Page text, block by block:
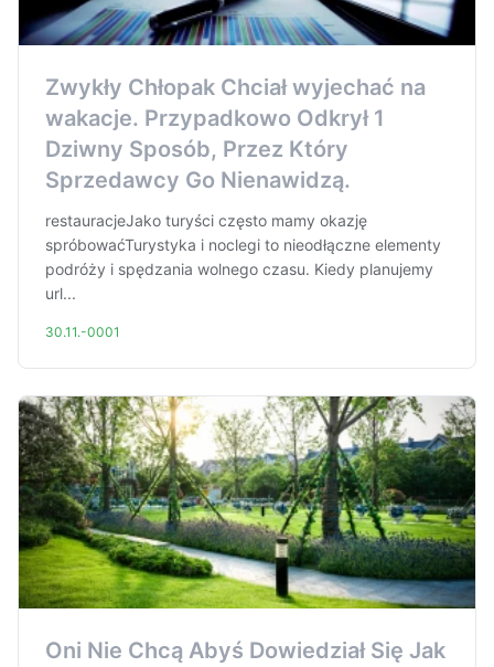
Zwykły Chłopak Chciał wyjechać na
wakacje. Przypadkowo Odkrył 1
Dziwny Sposób, Przez Który
Sprzedawcy Go Nienawidzą.
restauracjeJako turyści często mamy okazję
spróbowaćTurystyka i noclegi to nieodłączne elementy
podróży i spędzania wolnego czasu. Kiedy planujemy
url...
30.11.-0001
Oni Nie Chcą Abyś Dowiedział Się Jak